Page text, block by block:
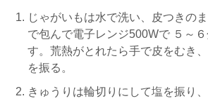
じゃがいもは水で洗い、皮つきの
で包んで電子レンジ500Wで ５～
す。荒熱がとれたら手で皮をむき
を振る。
きゅうりは輪切りにして塩を振り